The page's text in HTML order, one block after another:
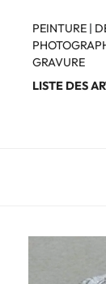
contenu
principal
PEINTURE |
GRAVURE
LISTE DES